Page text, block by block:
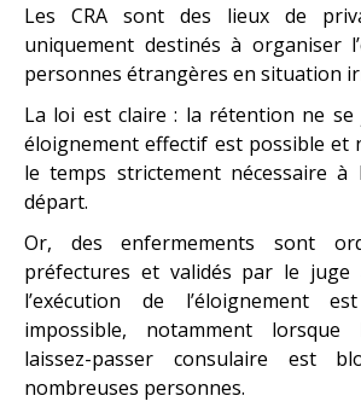
Les CRA sont des lieux de
uniquement destinés à organiser
personnes étrangères en situation
La loi est claire : la rétention ne
éloignement effectif est possible et
le temps strictement nécessaire à
départ.
Or, des enfermements sont
préfectures et validés par le juge
l’exécution de l’éloignement
impossible, notamment lorsque
laissez-passer consulaire est
nombreuses personnes.